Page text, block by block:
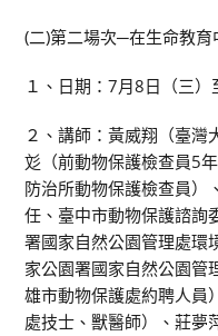
(二)第二場次─在生命教
１、日期：7月8日（三）
２、講師：黃威翔（臺灣
彣（前動物保護檢查員5
防治所動物保護檢查員）
任、臺中市動物保護諮詢
署國家自然公園管理處環
家公園署國家自然公園管
雄市動物保護處約聘人員
處技士、獸醫師）、莊夢